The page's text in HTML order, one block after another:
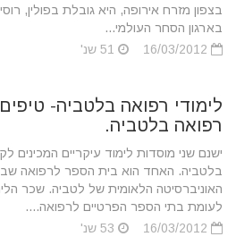
בצפון מזרח אירופה, היא גובלת בפולין,
בארגון הסחר העולמי...
לימודי רפואה בלטביה-
רפואה בלטביה.
ישנם שני מוסדות לימוד עיקריים המכינים
בלטביה. האחד הוא בית הספר לרפואה
האוניברסיטה הלאומית של לטביה. שכר
לעומת בתי הספר הפרטיים לרפואה....